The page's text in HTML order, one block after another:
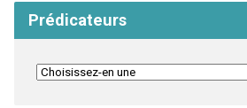
Prédicateurs